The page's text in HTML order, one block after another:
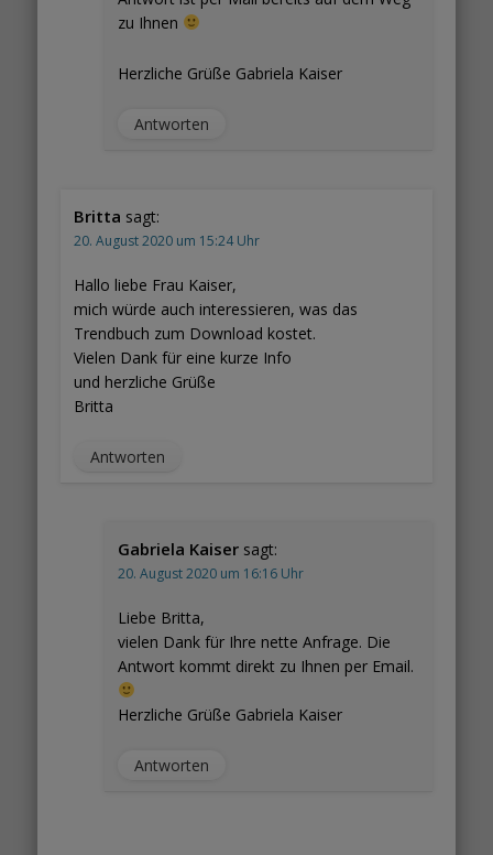
zu Ihnen
Herzliche Grüße Gabriela Kaiser
Antworten
Britta sagt:
20. August 2020 um 15:24 Uhr
Hallo liebe Frau Kaiser,
mich würde auch interessieren, was das
Trendbuch zum Download kostet.
Vielen Dank für eine kurze Info
und herzliche Grüße
Britta
Antworten
Gabriela Kaiser sagt:
20. August 2020 um 16:16 Uhr
Liebe Britta,
vielen Dank für Ihre nette Anfrage. Die
Antwort kommt direkt zu Ihnen per Email.
Herzliche Grüße Gabriela Kaiser
Antworten